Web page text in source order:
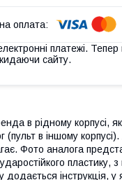
платежі.
сайту.
в рідному корпусі,
в іншому
Фото аналога
пластику,
інструкція, у